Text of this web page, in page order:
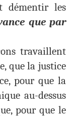
démentir les
que par
travaillent
que la justice
pour que la
au-dessus
pour que le